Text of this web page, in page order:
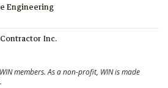
Engineering
Inc.
members. As a non-profit, WIN is made